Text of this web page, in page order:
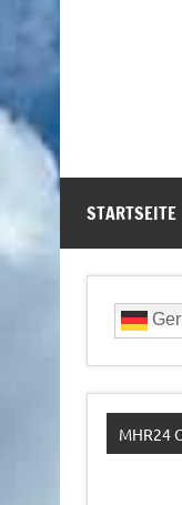
STARTSEITE
MHR24